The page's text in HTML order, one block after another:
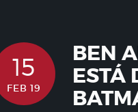
15
FEB 19
BEN
ESTÁ